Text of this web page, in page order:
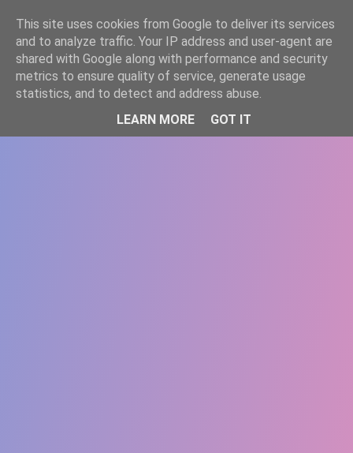
WWW.GAZISTI.RO
This site uses cookies from Google to deliver its services
and to analyze traffic. Your IP address and user-agent are
shared with Google along with performance and security
metrics to ensure quality of service, generate usage
statistics, and to detect and address abuse.
LEARN MORE
GOT IT